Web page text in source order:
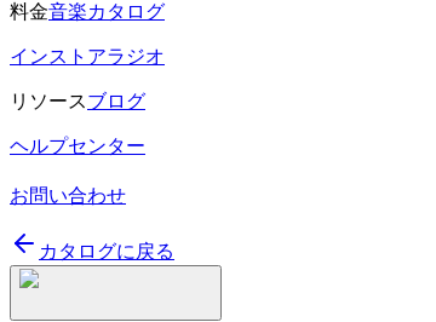
料金音楽カタログ
インストアラジオ
リソースブログ
ヘルプセンター
お問い合わせ
カタログに戻る